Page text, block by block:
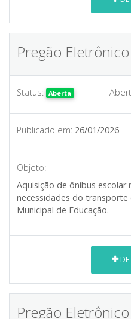
Pregão
Status: Aberta
Publicado em: 26/01/2026
Objeto:
Aquisição de ônibus escolar
necessidades do transporte
Municipal de Educação.
Pregão